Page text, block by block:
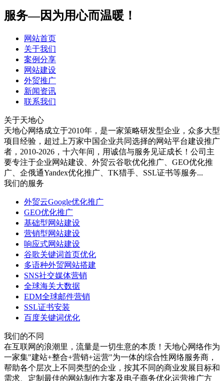
服务—因为用心而温暖！
网站首页
关于我们
案例分享
网站建设
外贸推广
新闻资讯
联系我们
关于天地心
天地心网络成立于2010年，是一家策略研发型企业，众多大型
项目经验，超过上万家中国企业共同选择的网站平台建设推广
者，2010-2026，十六年间，用诚信与服务见证成长！公司主
要专注于企业网站建设、外贸云谷歌优化推广、GEO优化推
广、企俄通Yandex优化推广、TK猎手、SSL证书等服务...
我们的服务
外贸云Google优化推广
GEO优化推广
基础型网站建设
营销型网站建设
响应式网站建设
谷歌关键词首页优化
多语种外贸网站搭建
SNS社交媒体营销
全球海关大数据
EDM全球邮件营销
SSL证书安装
百度关键词优化
我们的不同
在互联网的浪潮里，流量是一切生意的本质！天地心网络作为
一家集"建站+整合+营销+运营"为一体的综合性网络服务商，
帮助各个层次上不同类型的企业，按其不同的商业发展目标和
需求、定制最佳的网站制作方案及电子商务优化运营推广方